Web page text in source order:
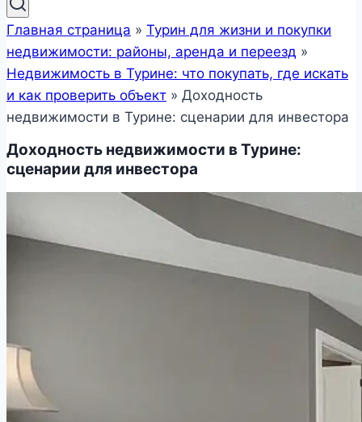
Главная страница » Турин для жизни и покупки
недвижимости: районы, аренда и переезд »
Недвижимость в Турине: что покупать, где искать
и как проверить объект » Доходность
недвижимости в Турине: сценарии для инвестора
Доходность недвижимости в Турине:
сценарии для инвестора